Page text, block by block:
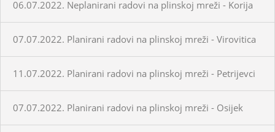
06.07.2022. Neplanirani radovi na plinskoj mreži - Korija
07.07.2022. Planirani radovi na plinskoj mreži - Virovitica
11.07.2022. Planirani radovi na plinskoj mreži - Petrijevci
07.07.2022. Planirani radovi na plinskoj mreži - Osijek